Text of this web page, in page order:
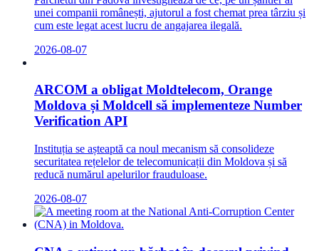
unei companii românești, ajutorul a fost chemat prea târziu și
cum este legat acest lucru de angajarea ilegală.
2026-08-07
ARCOM a obligat Moldtelecom, Orange
Moldova și Moldcell să implementeze Number
Verification API
Instituția se așteaptă ca noul mecanism să consolideze
securitatea rețelelor de telecomunicații din Moldova și să
reducă numărul apelurilor frauduloase.
2026-08-07